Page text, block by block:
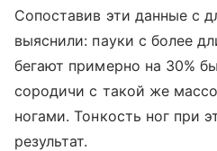
Сопоставив эти данные с
выяснили: пауки с более
бегают примерно на 30%
сородичи с такой же
ногами. Тонкость ног при
результат.